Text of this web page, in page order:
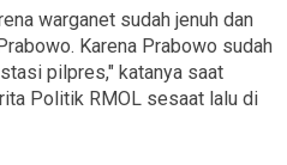
warganet sudah jenuh dan
Karena Prabowo sudah
pilpres," katanya saat
Politik RMOL sesaat lalu di